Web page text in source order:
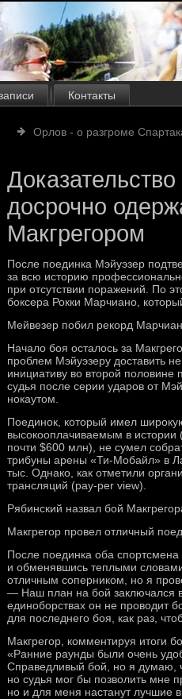
Контакты
Орлов - о разгроме
досрочно
Макгрегором
После поединка Мэйуэзер
за всю историю
при отсутствии поражений. По
боксера Рокки Марчиано,
Мейвезер побил рекорд
Начало боя осталось за
проблем Мэйуэзеру доставить
инициативу во второй
судья после серии ударов от
нокаутом.
Поединок, который имел
высокооплачиваемым в
почти $600 млн), не сумел
трибуны арены «Ти-Мобайл» в
тыс. Однако, как отметили
трансляций (pay-per view).
Рябинский назвал бой
Макгрегор провел отличный
После поединка оба
и обменявшись теплыми
отличным соперником, но я
— Наш план на бой заключался
единоборствах он не проводит
для последнего боя, как раз,
Макгрегор, комментируя итоги
«Ранние раунды были очень
Справедливый бой, но я думаю,
но судья мог бы позволить мне
но и для меня настанут лучшие